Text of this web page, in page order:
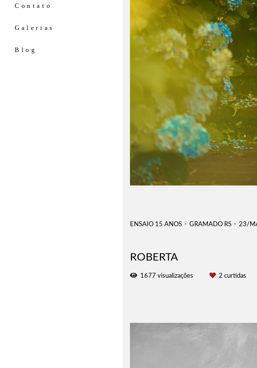
Contato
Galerias
Blog
ENSAIO 15 ANOS GRAMADO RS 23/
ROBERTA
1677 visualizações 2 curtidas